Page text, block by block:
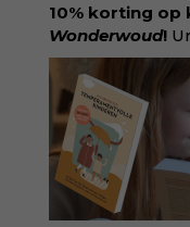
10% korting
Wonderwoud!
voor dromers,
Wonderwoud is
antwoord op
boekjes en
kindertijdschrift
kunde voor
spat van elke
kind. Abonneer